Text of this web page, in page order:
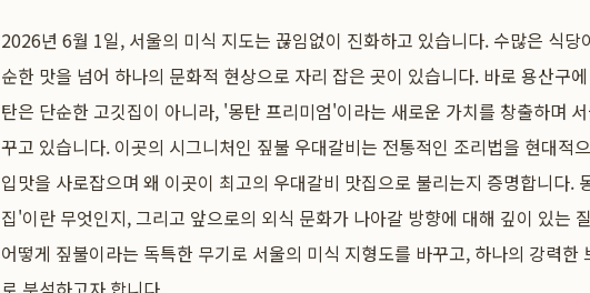
2026년 6월 1일, 서울의 미식 지도는 끊임없이 진화하고 있습니다. 수많은 식
순한 맛을 넘어 하나의 문화적 현상으로 자리 잡은 곳이 있습니다. 바로 용산구
탄은 단순한 고깃집이 아니라, '몽탄 프리미엄'이라는 새로운 가치를 창출하며
꾸고 있습니다. 이곳의 시그니처인 짚불 우대갈비는 전통적인 조리법을 현대적
입맛을 사로잡으며 왜 이곳이 최고의 우대갈비 맛집으로 불리는지 증명합니다.
집'이란 무엇인지, 그리고 앞으로의 외식 문화가 나아갈 방향에 대해 깊이 있는
어떻게 짚불이라는 독특한 무기로 서울의 미식 지형도를 바꾸고, 하나의 강력한